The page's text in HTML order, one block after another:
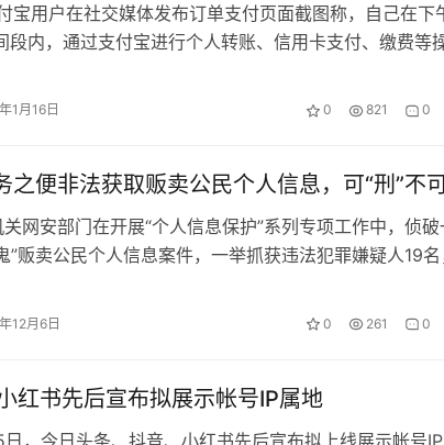
宝用户在社交媒体发布订单支付页面截图称，自己在下
段内，通过支付宝进行个人转账、信用卡支付、缴费等
1月16日 0 821 0
之便非法获取贩卖公民个人信息，可“刑”不
网安部门在开展“个人信息保护”系列专项工作中，侦破
”贩卖公民个人信息案件，一举抓获违法犯罪嫌疑人19
12月6日 0 261 0
红书先后宣布拟展示帐号IP属地